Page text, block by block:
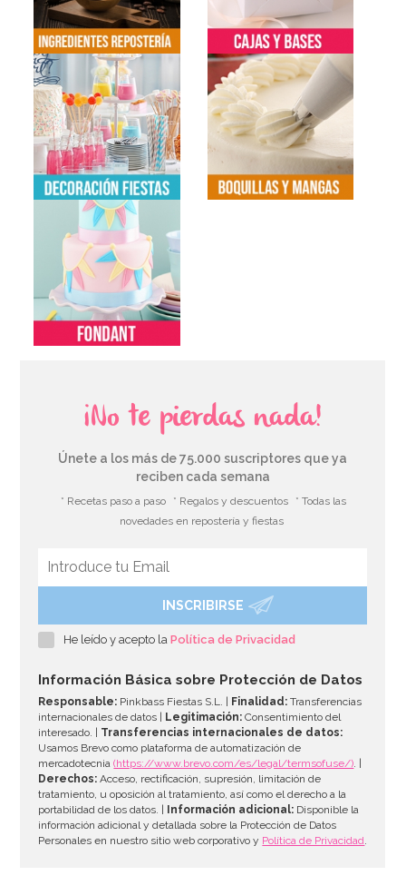
¡No te pierdas nada!
Únete a los más de 75.000 suscriptores que ya
reciben cada semana
* Recetas paso a paso * Regalos y descuentos
* Todas las
novedades en repostería y fiestas
INSCRIBIRSE
He leído y acepto laPolítica de Privacidad
Información Básica sobre Protección de Datos
Responsable: Pinkbass Fiestas S.L. | Finalidad: Transferencias
internacionales de datos |
Legitimación: Consentimiento del
interesado. | Transferencias internacionales de datos:
Usamos Brevo como plataforma de automatización de
mercadotecnia(https://www.brevo.com/es/legal/termsofuse/). |
Derechos: Acceso, rectificación, supresión, limitación de
tratamiento, u oposición al tratamiento, así como el derecho a la
portabilidad de los datos. |
Información adicional: Disponible la
información adicional y detallada sobre la Protección de Datos
Personales en nuestro sitio web corporativo y Política de Privacidad.